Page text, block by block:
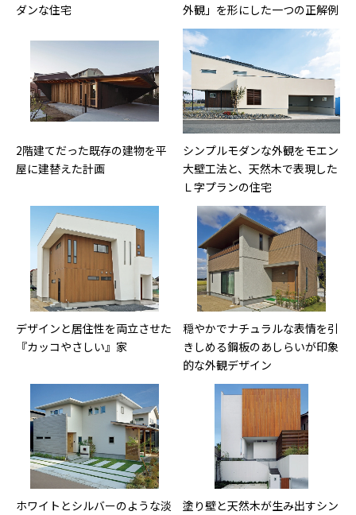
ダンな住宅
外観」を形にした一つの正解例
2階建てだった既存の建物を平
屋に建替えた計画
シンプルモダンな外観をモエン
大壁工法と、天然木で表現した
Ｌ字プランの住宅
デザインと居住性を両立させた
『カッコやさしい』家
穏やかでナチュラルな表情を引
きしめる鋼板のあしらいが印象
的な外観デザイン
ホワイトとシルバーのような淡
塗り壁と天然木が生み出すシン